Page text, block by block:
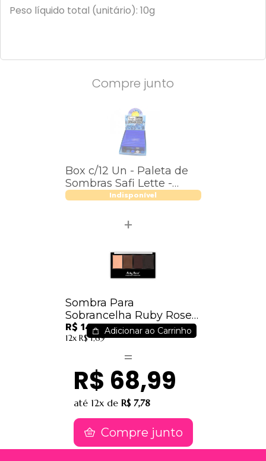
Peso líquido total (unitário): 10g
Compre junto
Box c/12 Un - Paleta de
Sombras Safi Lette -
Safira
Indisponível
Sombra Para
Sobrancelha Ruby Rose
Hb-9354
R$ 14,99
12x R$ 1,69
Adicionar ao Carrinho
R$ 68,99
até 12x de R$ 7,78
Compre junto